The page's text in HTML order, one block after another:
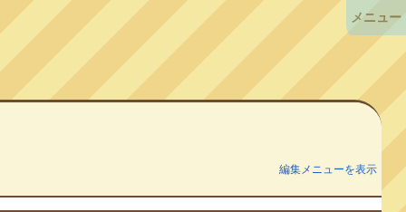
編集メニューを表示
メニュー